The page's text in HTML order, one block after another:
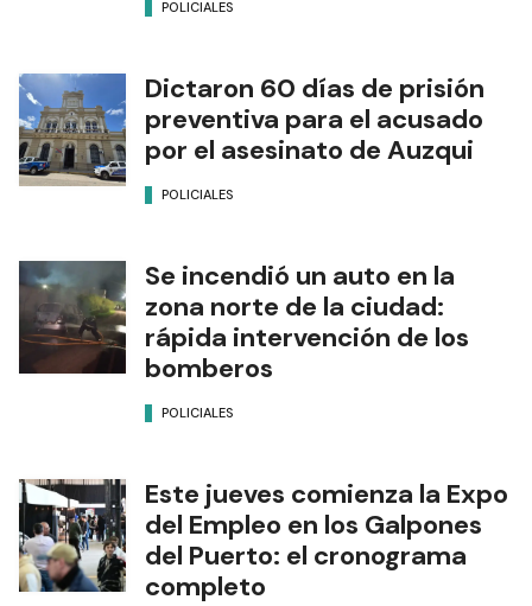
POLICIALES
Dictaron 60 días de prisión
preventiva para el acusado
por el asesinato de Auzqui
POLICIALES
Se incendió un auto en la
zona norte de la ciudad:
rápida intervención de los
bomberos
POLICIALES
Este jueves comienza la Expo
del Empleo en los Galpones
del Puerto: el cronograma
completo